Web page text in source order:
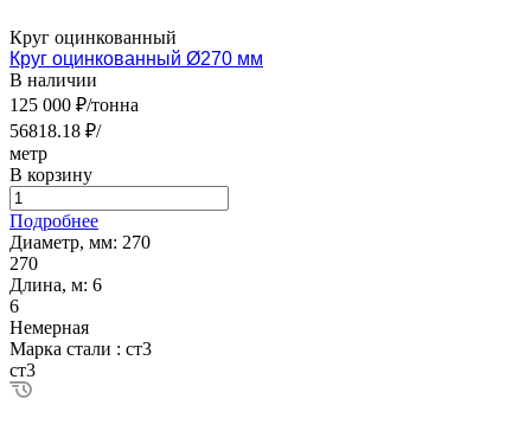
Круг оцинкованный
Круг оцинкованный Ø270 мм
В наличии
125 000 ₽/тонна
56818.18 ₽/
метр
В корзину
Подробнее
Диаметр, мм: 270
270
Длина, м: 6
6
Немерная
Марка стали : ст3
ст3